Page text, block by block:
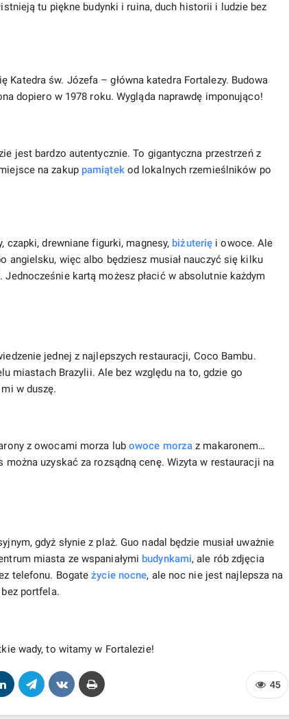
tu piękne budynki i ruina, duch historii i ludzie bez
św. Józefa – główna katedra Fortalezy. Budowa
dopiero w 1978 roku. Wygląda naprawdę imponująco!
jest bardzo autentycznie. To gigantyczna przestrzeń z
na zakup pamiątekod lokalnych rzemieślników po
czapki, drewniane figurki, magnesy, biżuterię i owoce. Ale
angielsku, więc albo będziesz musiał nauczyć się kilku
kartą możesz płacić w absolutnie każdym
jednej z najlepszych restauracji, Coco Bambu.
miastach Brazylii. Ale bez względu na to, gdzie go
w duszę.
z owocami morza lub owoce morza z makaronem…
uzyskać za rozsądną cenę. Wizyta w restauracji na
gdyż słynie z plaż. Guo nadal będzie musiał uważnie
miasta ze wspaniałymi budynkami, ale rób zdjęcia
telefonu. Bogateżycie nocne, ale noc nie jest najlepsza na
portfela.
wady, to witamy w Fortalezie!
45